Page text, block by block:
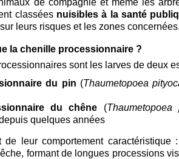
de compagnie et même les
classées nuisibles à la santé
leurs risques et les zones
la chenille processionnaire ?
sont les larves de deux
du pin (Thaumetopoea
du chêne (Thaumetopoea
quelques années
de leur comportement
formant de longues processions